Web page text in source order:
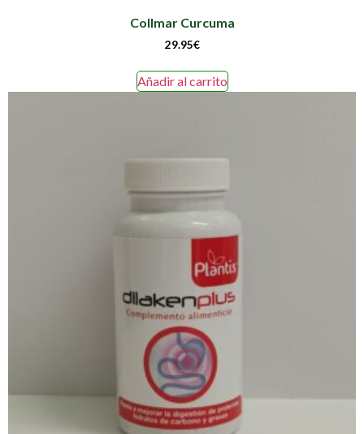
Collmar Curcuma
29.95€
Añadir al carrito